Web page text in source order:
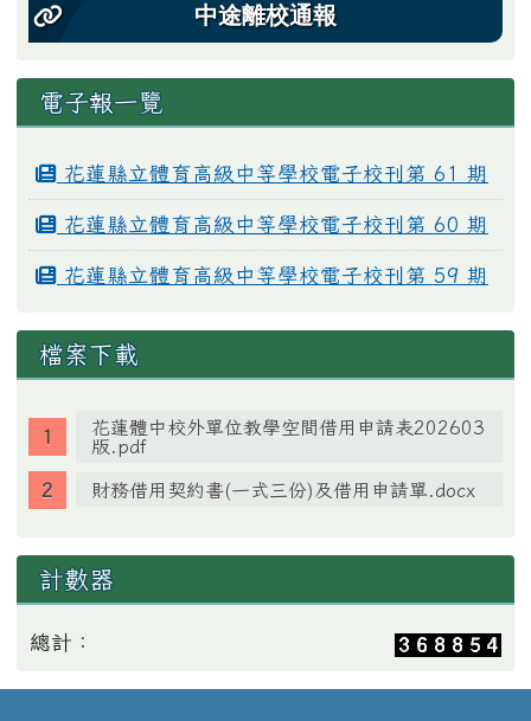
中途離校通報
電子報一覽
花蓮縣立體育高級中等學校電子校刊第 61 期
花蓮縣立體育高級中等學校電子校刊第 60 期
花蓮縣立體育高級中等學校電子校刊第 59 期
檔案下載
花蓮體中校外單位教學空間借用申請表202603
版.pdf
財務借用契約書(一式三份)及借用申請單.docx
計數器
總計：